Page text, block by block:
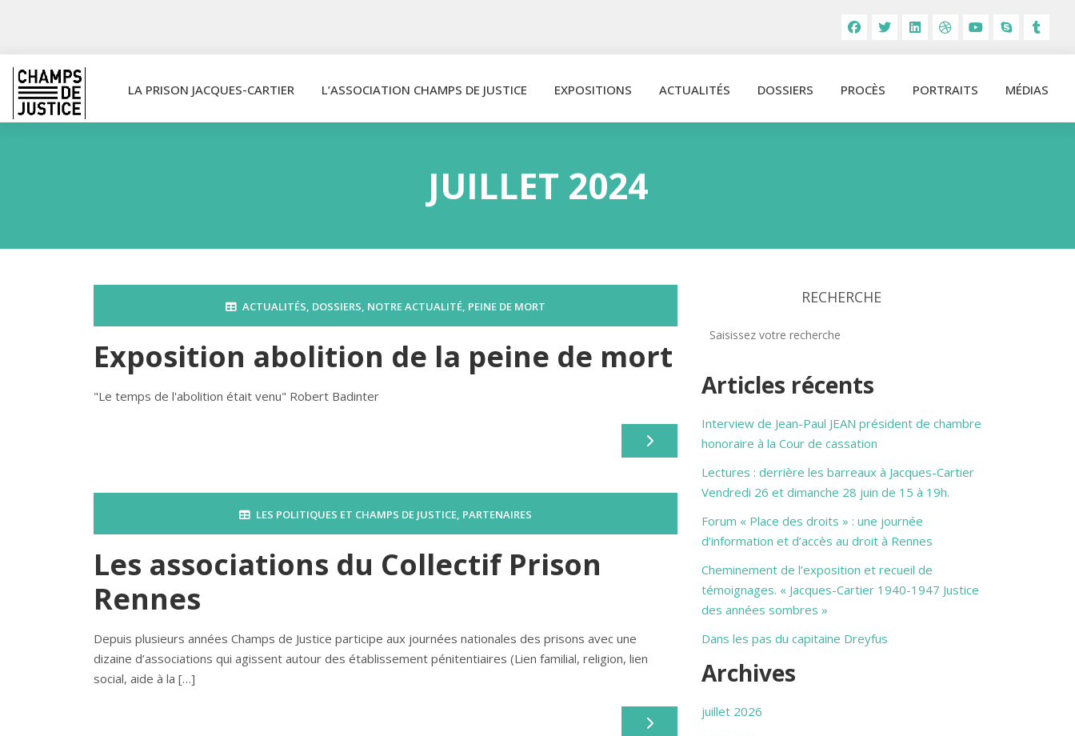
LA PRISON JACQUES-CARTIER L’ASSOCIATION CHAMPS DE JUSTICE EXPOSITIONS ACTUALITÉS DOSSIERS PROCÈS PORTRAITS MÉDIAS
JUILLET 2024
ACTUALITÉS, DOSSIERS, NOTRE ACTUALITÉ, PEINE DE MORT
Exposition abolition de la peine de mort
"Le temps de l'abolition était venu" Robert Badinter
LES POLITIQUES ET CHAMPS DE JUSTICE, PARTENAIRES
Les associations du Collectif Prison
Rennes
Depuis plusieurs années Champs de Justice participe aux journées nationales des prisons avec une
dizaine d’associations qui agissent autour des établissement pénitentiaires (Lien familial, religion, lien
social, aide à la […]
RECHERCHE
Articles récents
Interview de Jean-Paul JEAN président de chambre
honoraire à la Cour de cassation
Lectures : derrière les barreaux à Jacques-Cartier
Vendredi 26 et dimanche 28 juin de 15 à 19h.
Forum « Place des droits » : une journée
d’information et d’accès au droit à Rennes
Cheminement de l’exposition et recueil de
témoignages. « Jacques-Cartier 1940-1947 Justice
des années sombres »
Dans les pas du capitaine Dreyfus
Archives
juillet 2026